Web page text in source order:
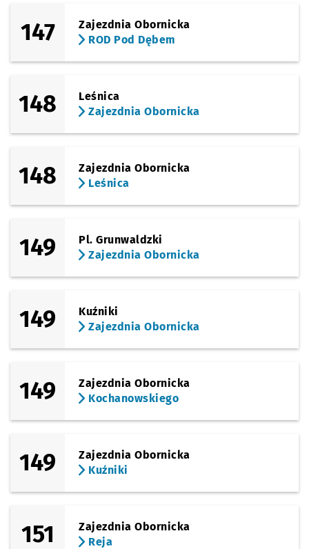
147
Zajezdnia Obornicka
ROD Pod Dębem
148
Leśnica
Zajezdnia Obornicka
148
Zajezdnia Obornicka
Leśnica
149
Pl. Grunwaldzki
Zajezdnia Obornicka
149
Kuźniki
Zajezdnia Obornicka
149
Zajezdnia Obornicka
Kochanowskiego
149
Zajezdnia Obornicka
Kuźniki
151
Zajezdnia Obornicka
Reja